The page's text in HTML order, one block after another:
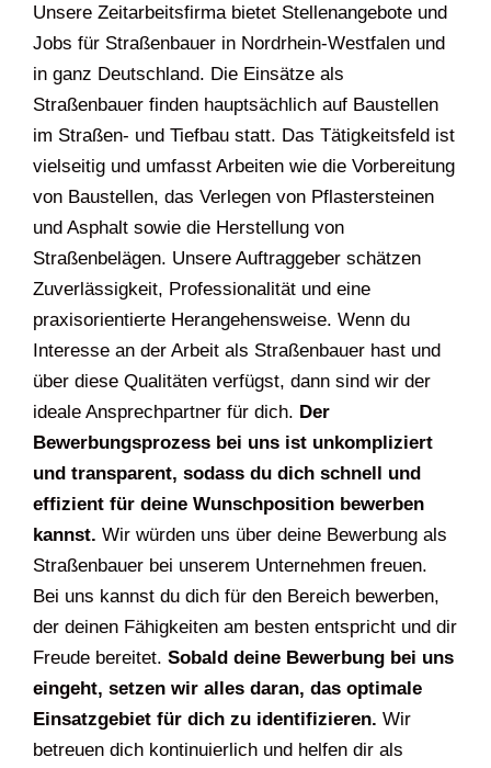
Unsere Zeitarbeitsfirma bietet Stellenangebote und
Jobs für Straßenbauer in Nordrhein-Westfalen und
in ganz Deutschland. Die Einsätze als
Straßenbauer finden hauptsächlich auf Baustellen
im Straßen- und Tiefbau statt. Das Tätigkeitsfeld ist
vielseitig und umfasst Arbeiten wie die Vorbereitung
von Baustellen, das Verlegen von Pflastersteinen
und Asphalt sowie die Herstellung von
Straßenbelägen. Unsere Auftraggeber schätzen
Zuverlässigkeit, Professionalität und eine
praxisorientierte Herangehensweise. Wenn du
Interesse an der Arbeit als Straßenbauer hast und
über diese Qualitäten verfügst, dann sind wir der
ideale Ansprechpartner für dich. Der
Bewerbungsprozess bei uns ist unkompliziert
und transparent, sodass du dich schnell und
effizient für deine Wunschposition bewerben
kannst. Wir würden uns über deine Bewerbung als
Straßenbauer bei unserem Unternehmen freuen.
Bei uns kannst du dich für den Bereich bewerben,
der deinen Fähigkeiten am besten entspricht und dir
Freude bereitet. Sobald deine Bewerbung bei uns
eingeht, setzen wir alles daran, das optimale
Einsatzgebiet für dich zu identifizieren. Wir
betreuen dich kontinuierlich und helfen dir als